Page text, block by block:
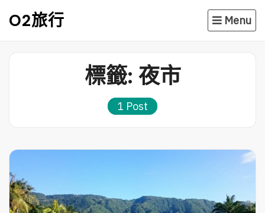
O2旅行 Menu
標籤: 夜市
1 Post